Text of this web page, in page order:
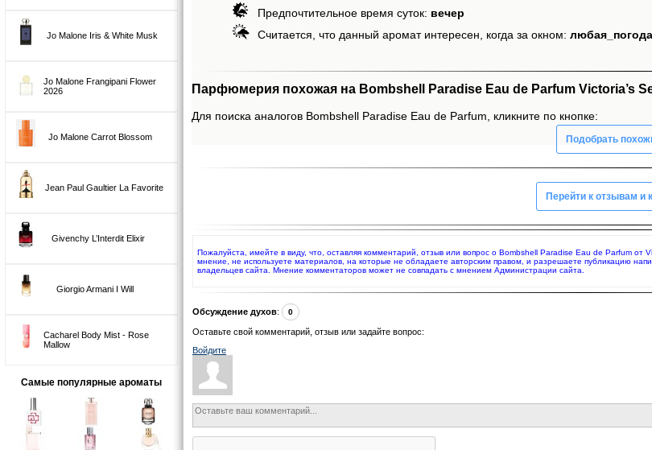
Jo Malone Iris & White Musk
Jo Malone Frangipani Flower
2026
Jo Malone Carrot Blossom
Jean Paul Gaultier La Favorite
Givenchy L’Interdit Elixir
Giorgio Armani I Will
Cacharel Body Mist - Rose
Mallow
Самые популярные ароматы
Предпочтительное время суток: вечер
Считается, что данный аромат интересен, когда за окном: любая_погода
Парфюмерия похожая на Bombshell Paradise Eau de Parfum Victoria’s
Для поиска аналогов Bombshell Paradise Eau de Parfum, кликните по кнопке:
Подобрать
Перейти к отзывам и
Пожалуйста, имейте в виду, что, оставляя комментарий, отзыв или вопрос о Bombshell Paradise Eau de Parfum от
мнение, не используете материалов, на которые не обладаете авторским правом, и разрешаете публикацию
владельцев сайта. Мнение комментаторов может не совпадать с мнением Администрации сайта.
Обсуждение духов: 0
Оставьте свой комментарий, отзыв или задайте вопрос:
Войдите